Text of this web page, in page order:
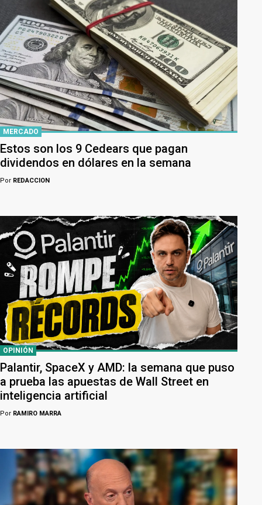
MERCADO
Estos son los 9 Cedears que pagan
dividendos en dólares en la semana
Por REDACCION
OPINIÓN
Palantir, SpaceX y AMD: la semana que puso
a prueba las apuestas de Wall Street en
inteligencia artificial
Por RAMIRO MARRA